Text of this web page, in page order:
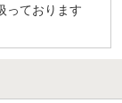
っております